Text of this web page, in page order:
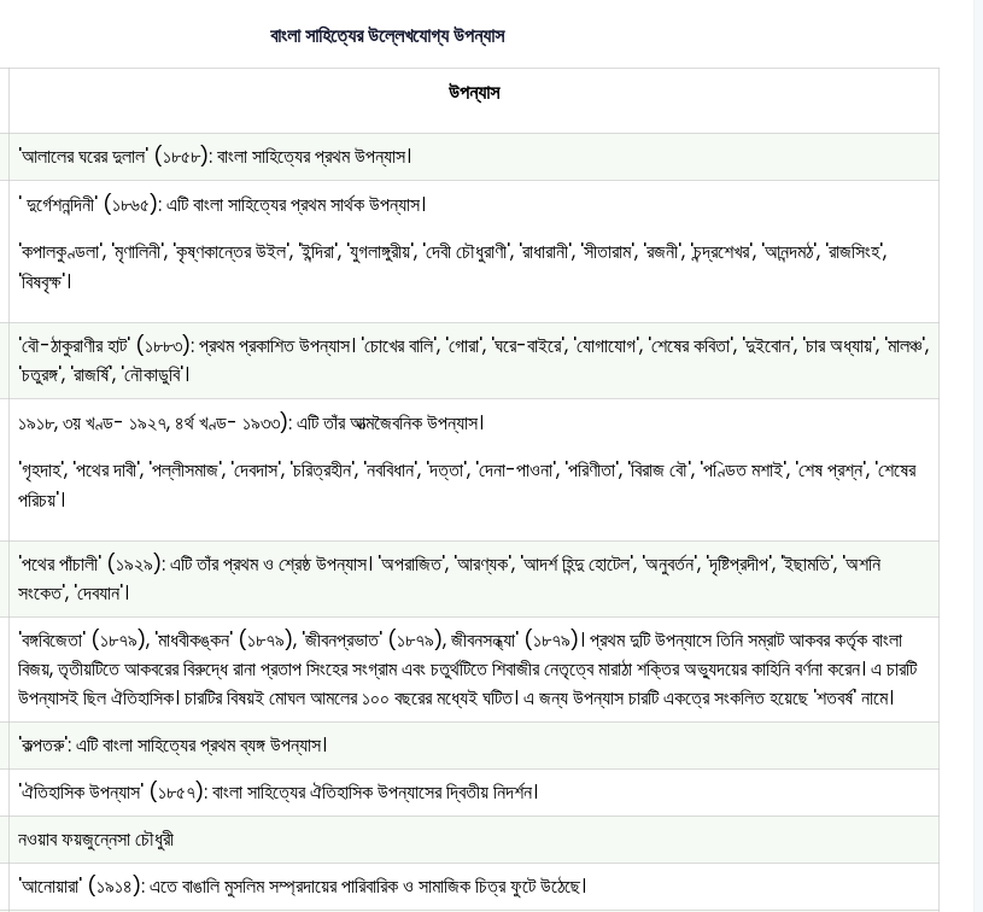
বাংলা সাহিত্যের উল্লেখযোগ্য উপন্যাস
উপন্যাস
'আলালের ঘরের দুলাল' (১৮৫৮): বাংলা সাহিত্যের প্রথম উপন্যাস।
' দুর্গেশনন্দিনী' (১৮৬৫): এটি বাংলা সাহিত্যের প্রথম সার্থক উপন্যাস।
'কপালকুণ্ডলা', 'মৃণালিনী', 'কৃষ্ণকান্তের উইল', 'ইন্দিরা', 'যুগলাঙ্গুরীয়', 'দেবী চৌধুরাণী', 'রাধারানী', 'সীতারাম', 'রজনী', 'চন্দ্রশেখর', 'আনন্দমঠ', 'রাজসিংহ',
'বিষবৃক্ষ'।
'বৌ-ঠাকুরাণীর হাট' (১৮৮৩): প্রথম প্রকাশিত উপন্যাস। 'চোখের বালি', 'গোরা', 'ঘরে-বাইরে', 'যোগাযোগ', 'শেষের কবিতা', 'দুইবোন', 'চার অধ্যায়', 'মালঞ্চ',
'চতুরঙ্গ', 'রাজর্ষি', 'নৌকাডুবি'।
১৯১৮, ৩য় খণ্ড- ১৯২৭, ৪র্থ খণ্ড- ১৯৩৩): এটি তাঁর আত্মজৈবনিক উপন্যাস।
'গৃহদাহ', 'পথের দাবী', 'পল্লীসমাজ', 'দেবদাস', 'চরিত্রহীন', 'নববিধান', 'দত্তা', 'দেনা-পাওনা', 'পরিণীতা', 'বিরাজ বৌ', 'পণ্ডিত মশাই', 'শেষ প্রশ্ন', 'শেষের
পরিচয়'।
'পথের পাঁচালী' (১৯২৯): এটি তাঁর প্রথম ও শ্রেষ্ঠ উপন্যাস। 'অপরাজিত', 'আরণ্যক', 'আদর্শ হিন্দু হোটেল', 'অনুবর্তন', 'দৃষ্টিপ্রদীপ', 'ইছামতি', 'অশনি
সংকেত', 'দেবযান'।
'বঙ্গবিজেতা' (১৮৭৯), 'মাধবীকঙ্কন' (১৮৭৯), 'জীবনপ্রভাত' (১৮৭৯), জীবনসন্ধ্যা' (১৮৭৯)। প্রথম দুটি উপন্যাসে তিনি সম্রাট আকবর কর্তৃক বাংলা
বিজয়, তৃতীয়টিতে আকবরের বিরুদ্ধে রানা প্রতাপ সিংহের সংগ্রাম এবং চতুর্থটিতে শিবাজীর নেতৃত্বে মারাঠা শক্তির অভ্যুদয়ের কাহিনি বর্ণনা করেন। এ চারটি
উপন্যাসই ছিল ঐতিহাসিক। চারটির বিষয়ই মোঘল আমলের ১০০ বছরের মধ্যেই ঘটিত। এ জন্য উপন্যাস চারটি একত্রে সংকলিত হয়েছে 'শতবর্ষ' নামে।
'কল্পতরু': এটি বাংলা সাহিত্যের প্রথম ব্যঙ্গ উপন্যাস।
'ঐতিহাসিক উপন্যাস' (১৮৫৭): বাংলা সাহিত্যের ঐতিহাসিক উপন্যাসের দ্বিতীয় নিদর্শন।
নওয়াব ফয়জুন্নেসা চৌধুরী
'আনোয়ারা' (১৯১৪): এতে বাঙালি মুসলিম সম্প্রদায়ের পারিবারিক ও সামাজিক চিত্র ফুটে উঠেছে।